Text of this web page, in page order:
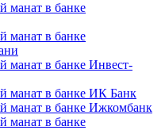
манат в банке
манат в банке
манат в банке Инвест-
манат в банке ИК Банк
манат в банке Ижкомбанк
манат в банке